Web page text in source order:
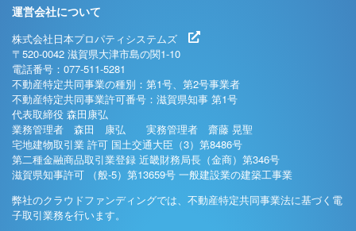
運営会社について
株式会社日本プロパティシステムズ
〒520-0042 滋賀県大津市島の関1-10
電話番号：077-511-5281
不動産特定共同事業の種別：第1号、第2号事業者
不動産特定共同事業許可番号：滋賀県知事 第1号
代表取締役 森田康弘
業務管理者 森田 康弘 実務管理者 齋藤 晃聖
宅地建物取引業 許可 国土交通大臣（3）第8486号
第二種金融商品取引業登録 近畿財務局長（金商）第346号
滋賀県知事許可 （般-5）第13659号 一般建設業の建築工事業
弊社のクラウドファンディングでは、不動産特定共同事業法に基づく電
子取引業務を行います。